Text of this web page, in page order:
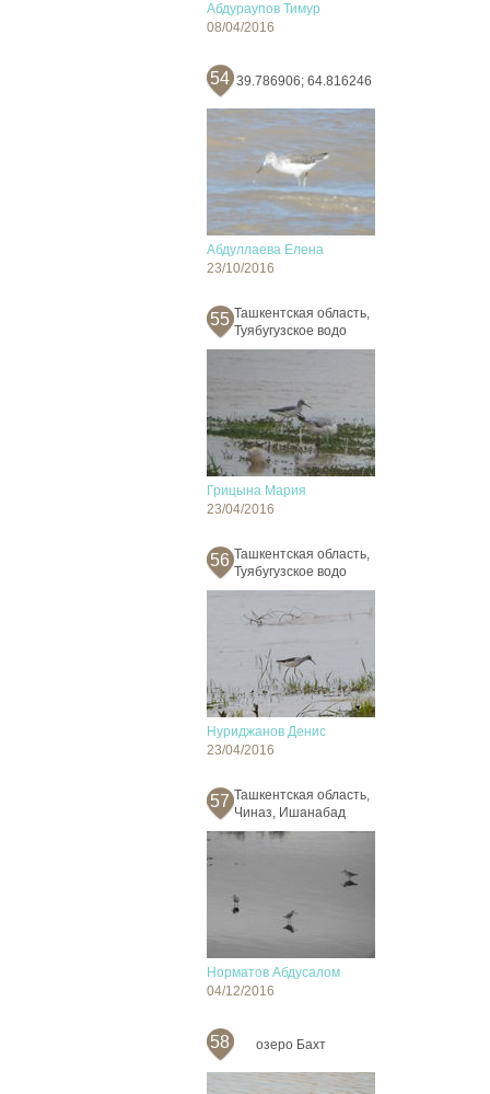
Абдураупов Тимур
08/04/2016
54 39.786906; 64.816246
Абдуллаева Елена
23/10/2016
55 Ташкентская область,
Туябугузское водо
Грицына Мария
23/04/2016
56 Ташкентская область,
Туябугузское водо
Нуриджанов Денис
23/04/2016
57 Ташкентская область,
Чиназ, Ишанабад
Норматов Абдусалом
04/12/2016
58 озеро Бахт